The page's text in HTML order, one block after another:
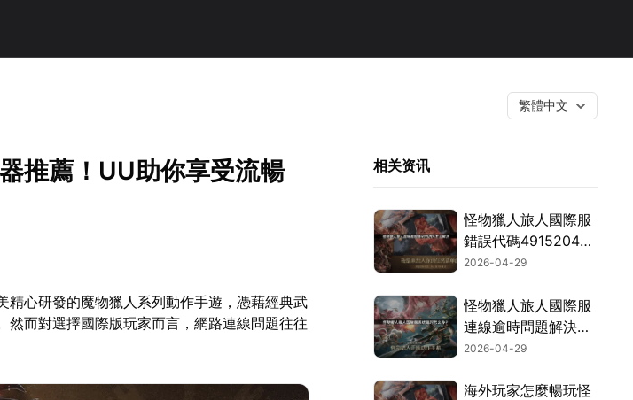
繁體中文
推薦！UU助你享受流暢
精心研發的魔物獵人系列動作手遊，憑藉經典武
而對選擇國際版玩家而言，網路連線問題往往
相关资讯
怪物獵人旅人國際服
錯誤代碼4915204完
全解決攻略！
2026-04-29
怪物獵人旅人國際服
連線逾時問題解決攻
略！
2026-04-29
海外玩家怎麼暢玩怪